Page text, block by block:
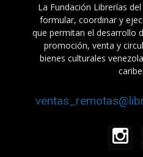
La Fundación Librerías
formular, coordinar y
que permitan el desarrollo
promoción, venta y
bienes culturales